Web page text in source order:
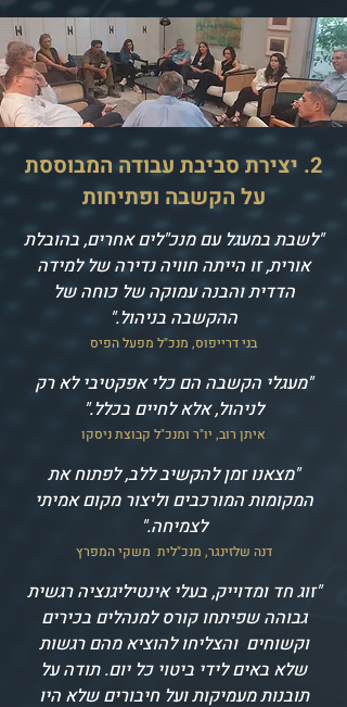
2. יצירת סביבת עבודה המבוססת
על הקשבה ופתיחות
"לשבת במעגל עם מנכ"לים אחרים, בהובלת
אורית, זו הייתה חוויה נדירה של למידה
הדדית והבנה עמוקה של כוחה של
ההקשבה בניהול."
בני דרייפוס, מנכ"ל מפעל הפיס
"מעגלי הקשבה הם כלי אפקטיבי לא רק
לניהול, אלא לחיים בכלל."
איתן רוב, יו"ר ומנכ"ל קבוצת ניסקו
"מצאנו זמן להקשיב ללב, לפתוח את
המקומות המורכבים וליצור מקום אמיתי
לצמיחה."
דנה שלזינגר, מנכ"לית משקי המפרץ
"זוג חד ומדוייק, בעלי אינטיליגנציה רגשית
גבוהה שפיתחו קורס למנהלים בכירים
וקשוחים והצליחו להוציא מהם רגשות
שלא באים לידי ביטוי כל יום. תודה על
תובנות מעמיקות ועל חיבורים שלא היו